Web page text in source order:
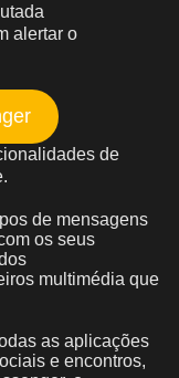
alertar o
de
de mensagens
os seus
multimédia que
as aplicações
e encontros,